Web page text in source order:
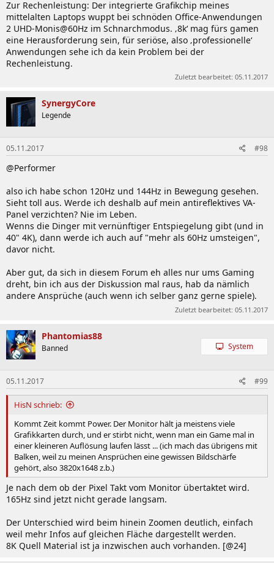
Zur Rechenleistung: Der integrierte Grafikchip meines
mittelalten Laptops wuppt bei schnöden Office-Anwendungen
2 UHD-Monis@60Hz im Schnarchmodus. ‚8k‘ mag fürs gamen
eine Herausforderung sein, für seriöse, also ‚professionelle‘
Anwendungen sehe ich da kein Problem bei der
Rechenleistung.
Zuletzt bearbeitet: 05.11.2017
SynergyCore
Legende
05.11.2017 #98
@Performer
also ich habe schon 120Hz und 144Hz in Bewegung gesehen.
Sieht toll aus. Werde ich deshalb auf mein antireflektives VA-
Panel verzichten? Nie im Leben.
Wenns die Dinger mit vernünftiger Entspiegelung gibt (und in
40" 4K), dann werde ich auch auf "mehr als 60Hz umsteigen",
davor nicht.
Aber gut, da sich in diesem Forum eh alles nur ums Gaming
dreht, bin ich aus der Diskussion mal raus, hab da nämlich
andere Ansprüche (auch wenn ich selber ganz gerne spiele).
Zuletzt bearbeitet: 05.11.2017
Phantomias88
Banned System
05.11.2017 #99
HisN schrieb:
Kommt Zeit kommt Power. Der Monitor hält ja meistens viele
Grafikkarten durch, und er stirbt nicht, wenn man ein Game mal in
einer kleineren Auflösung laufen lässt ... (ich mach das übrigens mit
Balken, weil zu meinen Ansprüchen eine gewissen Bildschärfe
gehört, also 3820x1648 z.b.)
Je nach dem ob der Pixel Takt vom Monitor übertaktet wird.
165Hz sind jetzt nicht gerade langsam.
Der Unterschied wird beim hinein Zoomen deutlich, einfach
weil mehr Infos auf gleichen Fläche dargestellt werden.
8K Quell Material ist ja inzwischen auch vorhanden. [@24]